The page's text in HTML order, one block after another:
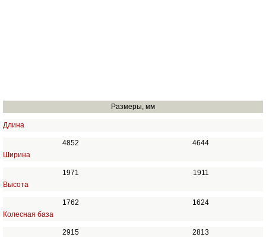
Размеры, мм
Длина
4852
4644
Ширина
1971
1911
Высота
1762
1624
Колесная база
2915
2813